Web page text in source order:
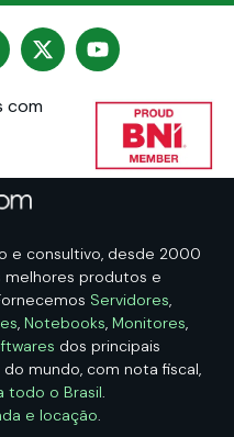
com
e consultivo, desde 2000
melhores produtos e
Servidores,
, Notebooks, Monitores,
dos principais
mundo, com nota fiscal,
todo o Brasil.
e locação.